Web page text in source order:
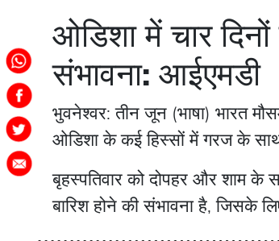
ओडिशा में चार
संभावना: आईएमडी
भुवनेश्वर: तीन जून (भाषा) भारत
ओडिशा के कई हिस्सों में गरज के साथ
बृहस्पतिवार को दोपहर और शाम
बारिश होने की संभावना है, जिसके